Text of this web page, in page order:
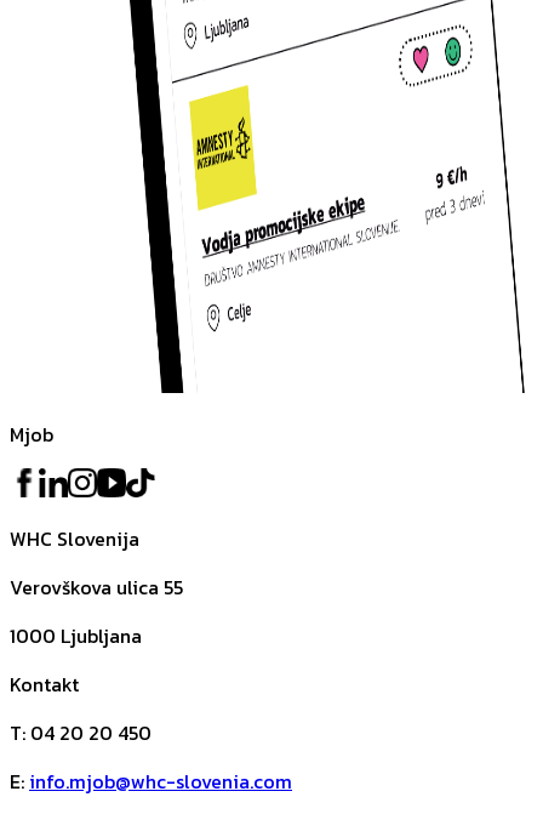
Mjob
WHC Slovenija
Verovškova ulica 55
1000 Ljubljana
Kontakt
T: 04 20 20 450
E: info.mjob@whc-slovenia.com